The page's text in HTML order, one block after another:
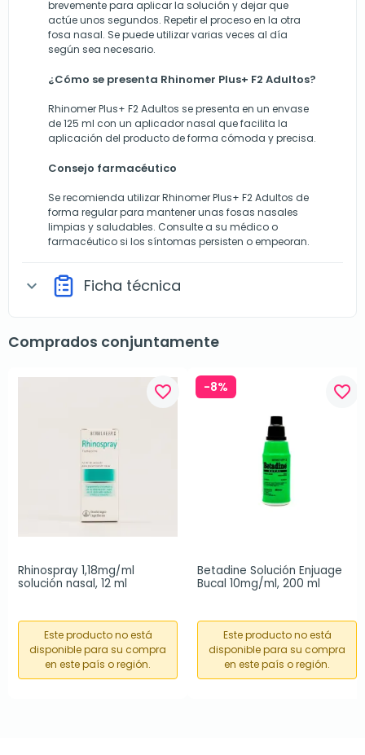
brevemente para aplicar la solución y dejar que
actúe unos segundos. Repetir el proceso en la otra
fosa nasal. Se puede utilizar varias veces al día
según sea necesario.
¿Cómo se presenta Rhinomer Plus+ F2 Adultos?
Rhinomer Plus+ F2 Adultos se presenta en un envase
de 125 ml con un aplicador nasal que facilita la
aplicación del producto de forma cómoda y precisa.
Consejo farmacéutico
Se recomienda utilizar Rhinomer Plus+ F2 Adultos de
forma regular para mantener unas fosas nasales
limpias y saludables. Consulte a su médico o
farmacéutico si los síntomas persisten o empeoran.
expand_more Ficha técnica
Comprados conjuntamente
favorite_border
Rhinospray 1,18mg/ml
solución nasal, 12 ml
Este producto no está
disponible para su compra
en este país o región.
-8% favorite_border
Betadine Solución Enjuage
Bucal 10mg/ml, 200 ml
Este producto no está
disponible para su compra
en este país o región.